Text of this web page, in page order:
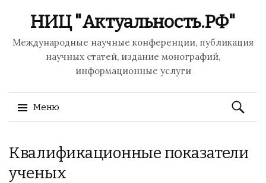
НИЦ "Актуальность.РФ"
Международные научные конференции, публикация
научных статей, издание монографий,
информационные услуги
Меню
к
содержимому
Найти:
Квалификационные показатели
ученых